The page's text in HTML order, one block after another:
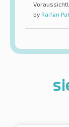
by Raifen